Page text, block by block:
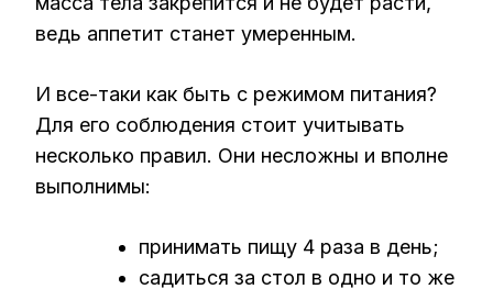
ведь аппетит станет умеренным.
И все-таки как быть с режимом питания?
Для его соблюдения стоит учитывать
несколько правил. Они несложны и вполне
выполнимы:
принимать пищу 4 раза в день;
садиться за стол в одно и то же